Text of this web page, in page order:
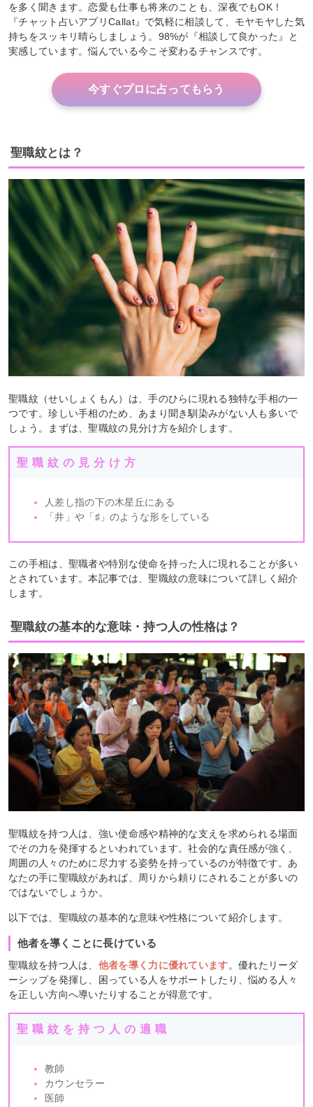
を多く聞きます。恋愛も仕事も将来のことも、深夜でもOK！
『チャット占いアプリCallat』で気軽に相談して、モヤモヤした気
持ちをスッキリ晴らしましょう。98%が『相談して良かった』と
実感しています。悩んでいる今こそ変わるチャンスです。
今すぐプロに占ってもらう
聖職紋とは？
聖職紋（せいしょくもん）は、手のひらに現れる独特な手相の一
つです。珍しい手相のため、あまり聞き馴染みがない人も多いで
しょう。まずは、聖職紋の見分け方を紹介します。
聖職紋の見分け方
人差し指の下の木星丘にある
「井」や「♯」のような形をしている
この手相は、聖職者や特別な使命を持った人に現れることが多い
とされています。本記事では、聖職紋の意味について詳しく紹介
します。
聖職紋の基本的な意味・持つ人の性格は？
聖職紋を持つ人は、強い使命感や精神的な支えを求められる場面
でその力を発揮するといわれています。社会的な責任感が強く、
周囲の人々のために尽力する姿勢を持っているのが特徴です。あ
なたの手に聖職紋があれば、周りから頼りにされることが多いの
ではないでしょうか。
以下では、聖職紋の基本的な意味や性格について紹介します。
他者を導くことに長けている
聖職紋を持つ人は、 他者を導く力に優れています。優れたリーダ
ーシップを発揮し、困っている人をサポートしたり、悩める人々
を正しい方向へ導いたりすることが得意です。
聖職紋を持つ人の適職
教師
カウンセラー
医師